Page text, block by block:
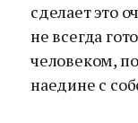
сделает это
не всегда
человеком,
наедине с